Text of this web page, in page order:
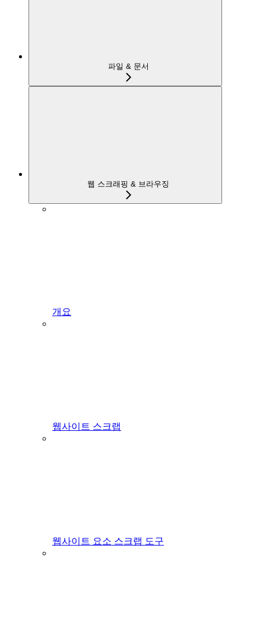
파일 & 문서
웹 스크래핑 & 브라우징
개요
웹사이트 스크랩
웹사이트 요소 스크랩 도구